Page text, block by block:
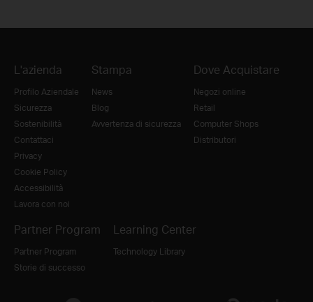
L'azienda
Profilo Aziendale
Sicurezza
Sostenibilità
Contattaci
Privacy
Cookie Policy
Accessibilità
Lavora con noi
Stampa
News
Blog
Avvertenza di sicurezza
Dove Acquistare
Negozi online
Retail
Computer Shops
Distributori
Partner Program
Partner Program
Storie di successo
Learning Center
Technology Library